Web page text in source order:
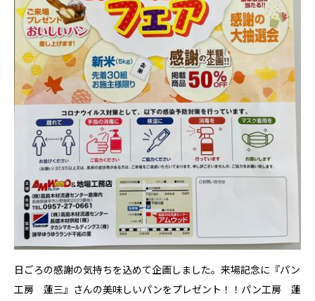
日ごろの感謝の気持ちを込めて企画しました。来場記念に『パン
工房 蓮三』さんの美味しいパンをプレゼント！！パン工房 蓮